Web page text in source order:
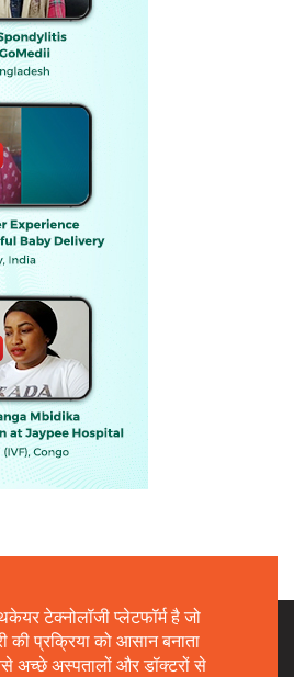
टेक्नोलॉजी प्लेटफॉर्म है जो
की प्रक्रिया को आसान बनाता
अच्छे अस्पतालों और डॉक्टरों से